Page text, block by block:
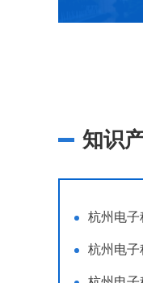
知识
杭州电子
杭州电子